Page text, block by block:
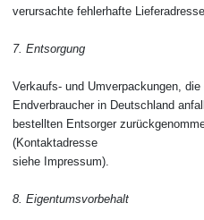
verursachte fehlerhafte
7. Entsorgung
Verkaufs- und Umverpackungen,
Endverbraucher in Deutschland
bestellten Entsorger
(Kontaktadresse
siehe Impressum).
8. Eigentumsvorbehalt